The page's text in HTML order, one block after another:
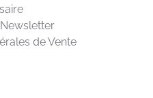
de Vente